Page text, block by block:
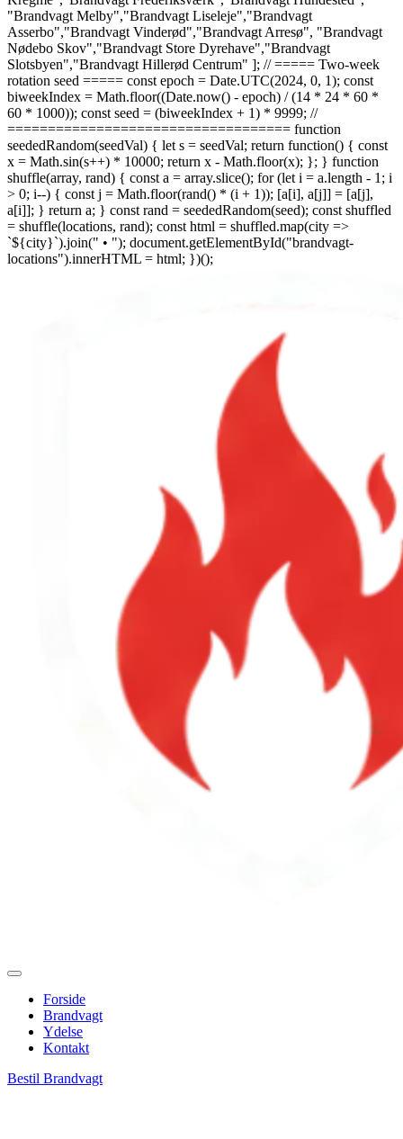
"Brandvagt Melby","Brandvagt Liseleje","Brandvagt
Asserbo","Brandvagt Vinderød","Brandvagt Arresø", "Brandvagt
Nødebo Skov","Brandvagt Store Dyrehave","Brandvagt
Slotsbyen","Brandvagt Hillerød Centrum" ]; // ===== Two-week
rotation seed ===== const epoch = Date.UTC(2024, 0, 1); const
biweekIndex = Math.floor((Date.now() - epoch) / (14 * 24 * 60 *
60 * 1000)); const seed = (biweekIndex + 1) * 9999; //
=================================== function
seededRandom(seedVal) { let s = seedVal; return function() { const
x = Math.sin(s++) * 10000; return x - Math.floor(x); }; } function
shuffle(array, rand) { const a = array.slice(); for (let i = a.length - 1; i
> 0; i--) { const j = Math.floor(rand() * (i + 1)); [a[i], a[j]] = [a[j],
a[i]]; } return a; } const rand = seededRandom(seed); const shuffled
= shuffle(locations, rand); const html = shuffled.map(city =>
`${city}`).join(" • "); document.getElementById("brandvagt-
locations").innerHTML = html; })();
Forside
Brandvagt
Ydelse
Kontakt
Bestil Brandvagt